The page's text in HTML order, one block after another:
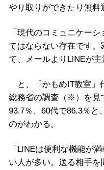
やり取りができたり無料
「現代のコミュニケー
てはならない存在です
て、メールよりLINEが主
と、「かもめIT教室」
総務省の調査（※）を見
93.7％、60代で86.3％と
のがわかる。
「LINEは便利な機能が
い人が多い。送る相手